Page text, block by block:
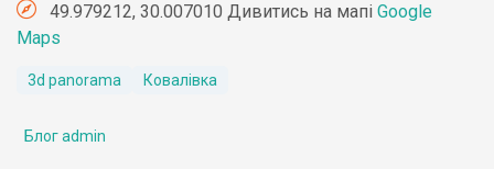
49.979212, 30.007010 Дивитись на мапі Google
Maps
3d panorama Ковалівка
Блог admin